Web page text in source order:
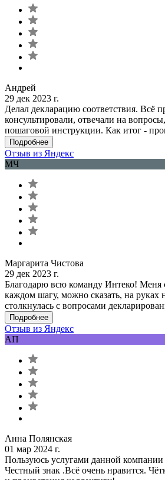
Андрей
29 дек 2023 г.
Делал декларацию соответствия. Всё
консультировали, отвечали на
пошаговой инструкции. Как итог -
Подробнее
Отзыв из Яндекс
МЧ
Маргарита Чистова
29 дек 2023 г.
Благодарю всю команду Интеко! Меня
каждом шагу, можно сказать, на руках
столкнулась с вопросами
Подробнее
Отзыв из Яндекс
АП
Анна Полянская
01 мар 2024 г.
Пользуюсь услугами данной компании
Честный знак .Всё очень нравится.